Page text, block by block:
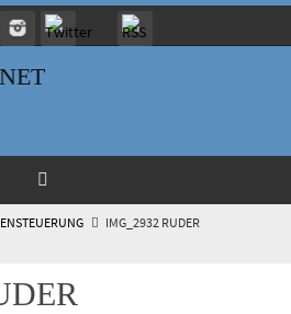
IMG_2932 RUDER